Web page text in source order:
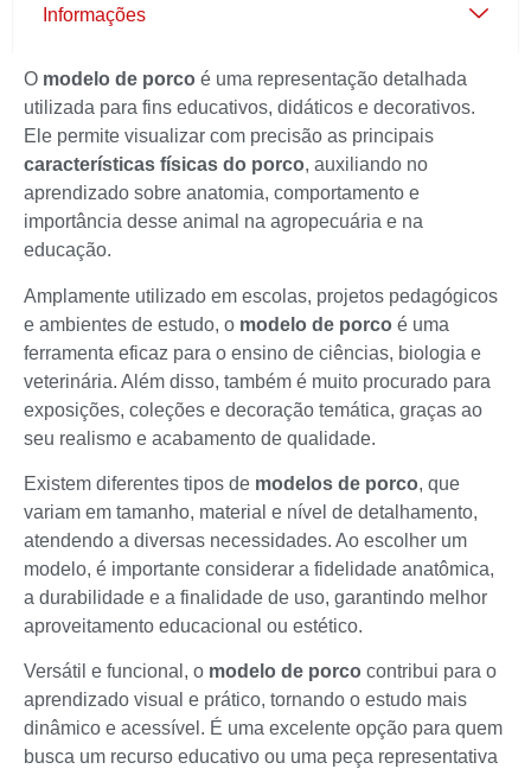
Informações
O modelo de porco é uma representação detalhada
utilizada para fins educativos, didáticos e decorativos.
Ele permite visualizar com precisão as principais
características físicas do porco, auxiliando no
aprendizado sobre anatomia, comportamento e
importância desse animal na agropecuária e na
educação.
Amplamente utilizado em escolas, projetos pedagógicos
e ambientes de estudo, o modelo de porco é uma
ferramenta eficaz para o ensino de ciências, biologia e
veterinária. Além disso, também é muito procurado para
exposições, coleções e decoração temática, graças ao
seu realismo e acabamento de qualidade.
Existem diferentes tipos de modelos de porco, que
variam em tamanho, material e nível de detalhamento,
atendendo a diversas necessidades. Ao escolher um
modelo, é importante considerar a fidelidade anatômica,
a durabilidade e a finalidade de uso, garantindo melhor
aproveitamento educacional ou estético.
Versátil e funcional, o modelo de porco contribui para o
aprendizado visual e prático, tornando o estudo mais
dinâmico e acessível. É uma excelente opção para quem
busca um recurso educativo ou uma peça representativa